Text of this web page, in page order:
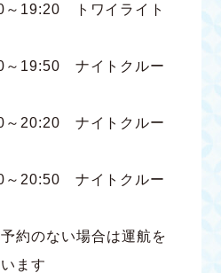
19:20 トワイライト
19:50 ナイトクルー
20:20 ナイトクルー
20:50 ナイトクルー
約のない場合は運航を
ます